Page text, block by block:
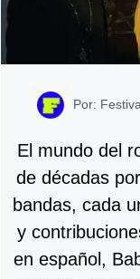
Por:
El mundo del
de décadas
bandas, cada
y
en español,